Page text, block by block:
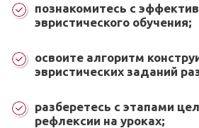
познакомитесь с
эвристического обучения;
освоите алгоритм
эвристических заданий
разберетесь с этапами
рефлексии на уроках;